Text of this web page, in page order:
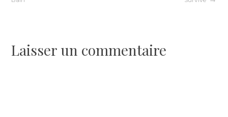
l’article
Laisser un commentaire